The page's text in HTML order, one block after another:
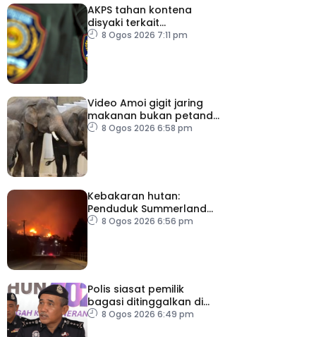
AKPS tahan kontena
disyaki terkait
penghantaran ke Israel
8 Ogos 2026 7:11 pm
Video Amoi gigit jaring
makanan bukan petanda
tekanan – MPT
8 Ogos 2026 6:58 pm
Kebakaran hutan:
Penduduk Summerland
diarah pindah
8 Ogos 2026 6:56 pm
Polis siasat pemilik
bagasi ditinggalkan di
ICQS Bukit Kayu Hitam
8 Ogos 2026 6:49 pm